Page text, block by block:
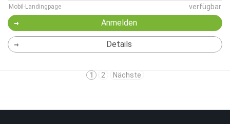
Mobil-Landingpage verfügbar
Anmelden
Details
1 2 Nächste